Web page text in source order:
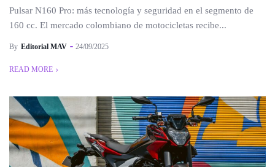
Pulsar N160 Pro: más tecnología y seguridad en el segmento de
160 cc. El mercado colombiano de motocicletas recibe...
By Editorial MAV 24/09/2025
READ MORE